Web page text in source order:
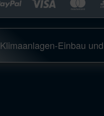
Klimaanlagen-Einbau